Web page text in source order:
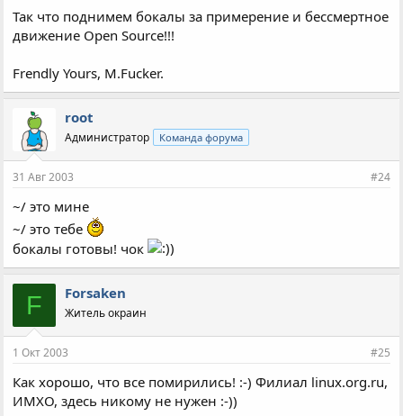
Так что поднимем бокалы за примерение и бессмертное
движение Open Source!!!
Frendly Yours, M.Fucker.
root
Администратор Команда форума
31 Авг 2003 #24
~/ это мине
~/ это тебе
бокалы готовы! чок
F Forsaken
Житель окраин
1 Окт 2003 #25
Как хорошо, что все помирились! :-) Филиал linux.org.ru,
ИМХО, здесь никому не нужен :-))